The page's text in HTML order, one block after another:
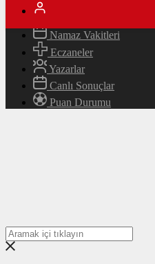
Namaz Vakitleri
Eczaneler
Yazarlar
Canlı Sonuçlar
Puan Durumu